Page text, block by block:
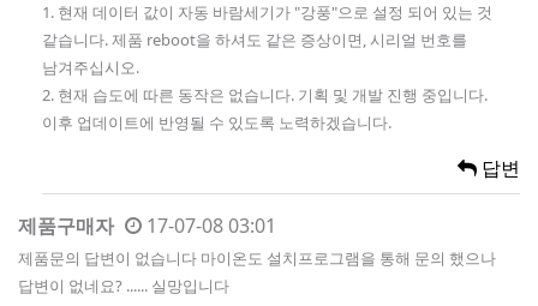
1. 현재 데이터 값이 자동 바람세기가 "강풍"으로 설정 되어 있는 것
같습니다. 제품 reboot을 하셔도 같은 증상이면, 시리얼 번호를
남겨주십시오.
2. 현재 습도에 따른 동작은 없습니다. 기획 및 개발 진행 중입니다.
이후 업데이트에 반영될 수 있도록 노력하겠습니다.
답변
제품구매자 17-07-08 03:01
제품문의 답변이 없습니다 마이온도 설치프로그램을 통해 문의 했으나
답변이 없네요? ...... 실망입니다